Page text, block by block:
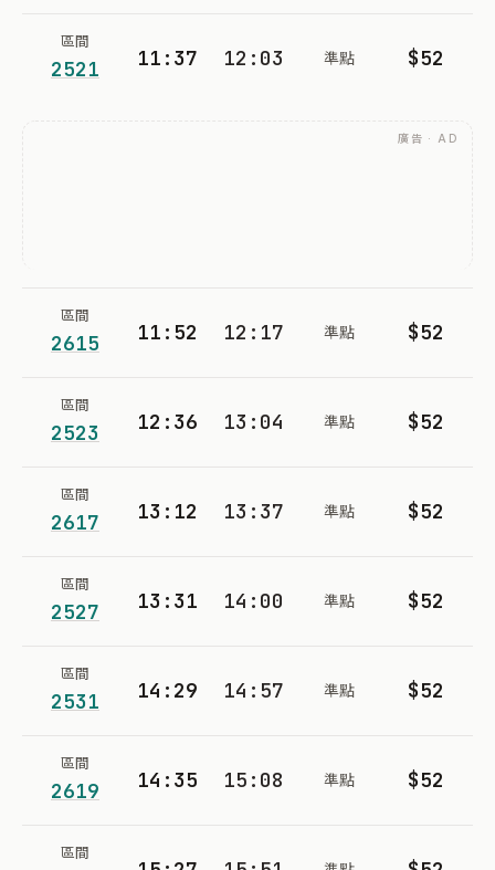
區間
2521 11:37 12:03 準點 $52
廣告 · AD
區間
2615 11:52 12:17 準點 $52
區間
2523 12:36 13:04 準點 $52
區間
2617 13:12 13:37 準點 $52
區間
2527 13:31 14:00 準點 $52
區間
2531 14:29 14:57 準點 $52
區間
2619 14:35 15:08 準點 $52
區間